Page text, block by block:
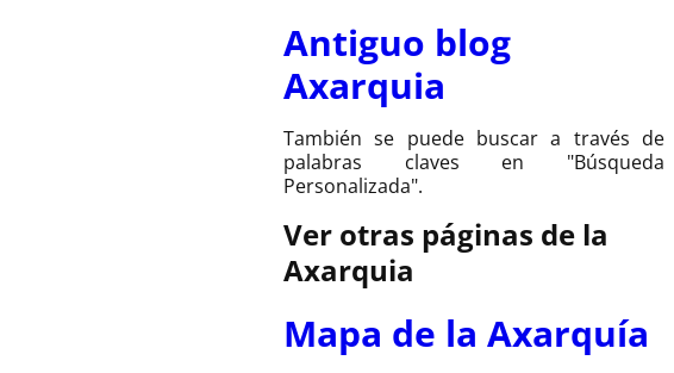
Antiguo blog
Axarquia
También se puede buscar a través de
palabras claves en "Búsqueda
Personalizada".
Ver otras páginas de la
Axarquia
Mapa de la Axarquía